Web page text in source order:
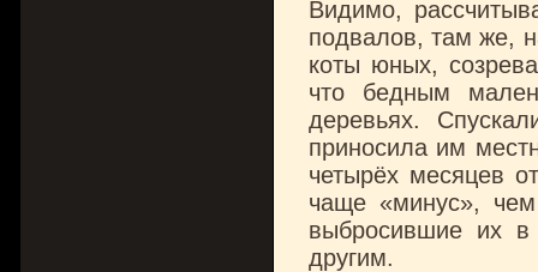
Видимо,
подвалов, там же,
коты юных,
что бедным
деревьях.
приносила им
четырёх месяцев
чаще «минус»,
выбросившие их
другим.